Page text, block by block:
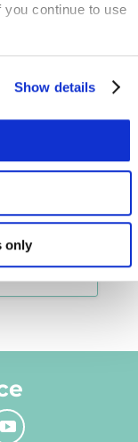
continue to use
Show details
only
detalhes